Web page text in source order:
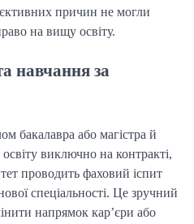
причин не могли
на вищу освіту.
навчання за
бакалавра або магістра й
виключно на контракті,
проводить фаховий іспит
спеціальності. Це зручний
напрямок кар’єри або